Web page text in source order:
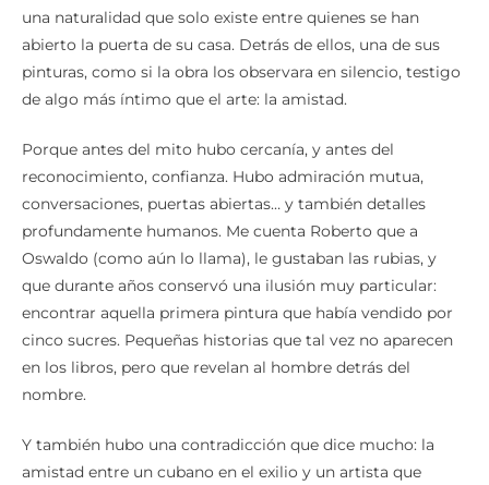
abierto la puerta de su casa. Detrás de ellos, una de sus
pinturas, como si la obra los observara en silencio, testigo
de algo más íntimo que el arte: la amistad.
reconocimiento, confianza. Hubo admiración mutua,
conversaciones, puertas abiertas… y también detalles
profundamente humanos. Me cuenta Roberto que a
Oswaldo (como aún lo llama), le gustaban las rubias, y
que durante años conservó una ilusión muy particular:
encontrar aquella primera pintura que había vendido por
cinco sucres. Pequeñas historias que tal vez no aparecen
en los libros, pero que revelan al hombre detrás del
nombre.
amistad entre un cubano en el exilio y un artista que
admiraba profundamente a Fidel Castro. Roberto me lo